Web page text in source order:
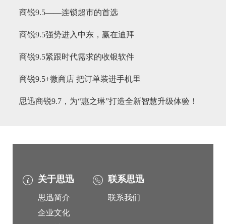
商锐9.5——连锁超市的首选
商锐9.5强势进入中东，赢在迪拜
商锐9.5紧跟时代需求的收银软件
商锐9.5+微商店 把订单装进手机里
思迅商锐9.7，为“惠之琳”打造全新智慧升级体验！
关于思迅
思迅简介
企业文化
联系思迅
联系我们